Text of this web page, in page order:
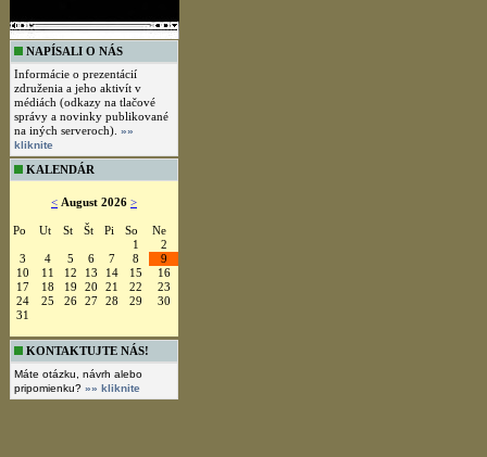
NAPÍSALI O NÁS
Informácie o prezentácií
združenia a jeho aktivít v
médiách (odkazy na tlačové
správy a novinky publikované
na iných serveroch). »»
kliknite
KALENDÁR
< August 2026 >
Po Ut St Št Pi So
Ne
1
2
3
4 5 6 7 8
9
10
11 12 13 14 15
16
17
18 19 20 21 22
23
24
25 26 27 28 29
30
31
KONTAKTUJTE NÁS!
Máte otázku, návrh alebo
pripomienku? »» kliknite